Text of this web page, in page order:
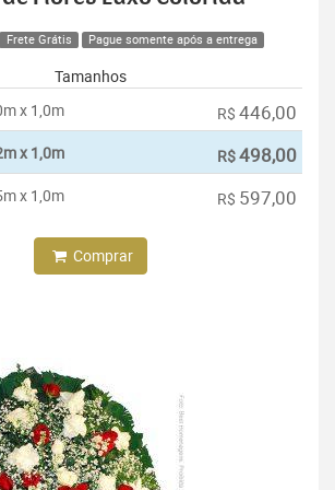
Frete Grátis Pague somente após a entrega
Tamanhos
x 1,0m
R$ 446,00
x 1,0m R$498,00
x 1,0m R$ 597,00
Comprar